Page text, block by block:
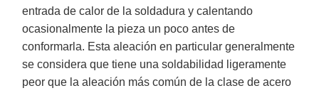
entrada de calor de la soldadura y calentando
ocasionalmente la pieza un poco antes de
conformarla. Esta aleación en particular generalmente
se considera que tiene una soldabilidad ligeramente
peor que la aleación más común de la clase de acero